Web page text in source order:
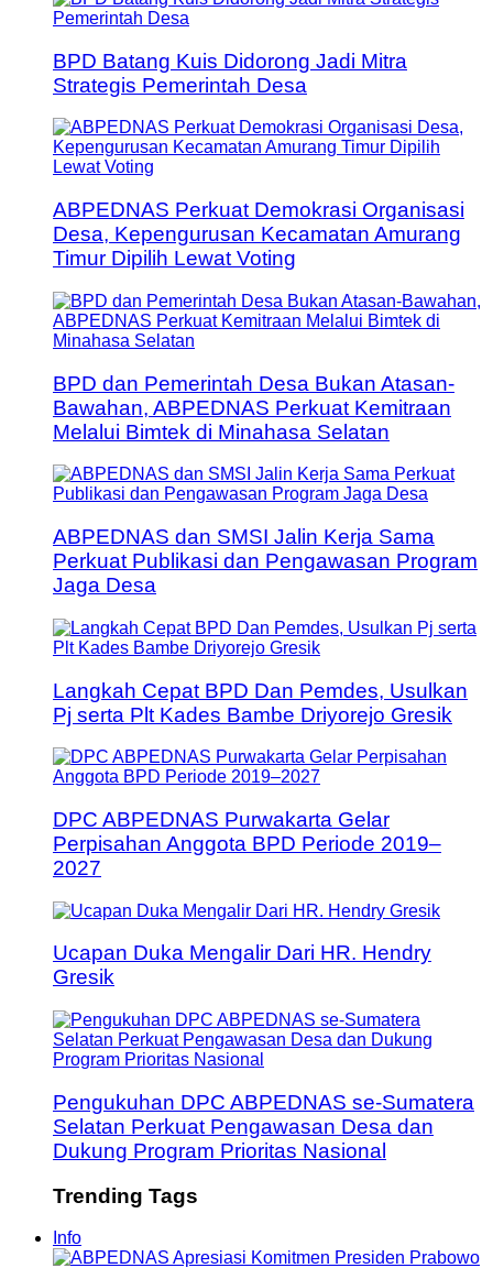
BPD Batang Kuis Didorong Jadi Mitra
Strategis Pemerintah Desa
ABPEDNAS Perkuat Demokrasi Organisasi
Desa, Kepengurusan Kecamatan Amurang
Timur Dipilih Lewat Voting
BPD dan Pemerintah Desa Bukan Atasan-
Bawahan, ABPEDNAS Perkuat Kemitraan
Melalui Bimtek di Minahasa Selatan
ABPEDNAS dan SMSI Jalin Kerja Sama
Perkuat Publikasi dan Pengawasan Program
Jaga Desa
Langkah Cepat BPD Dan Pemdes, Usulkan
Pj serta Plt Kades Bambe Driyorejo Gresik
DPC ABPEDNAS Purwakarta Gelar
Perpisahan Anggota BPD Periode 2019–
2027
Ucapan Duka Mengalir Dari HR. Hendry
Gresik
Pengukuhan DPC ABPEDNAS se-Sumatera
Selatan Perkuat Pengawasan Desa dan
Dukung Program Prioritas Nasional
Trending Tags
Info